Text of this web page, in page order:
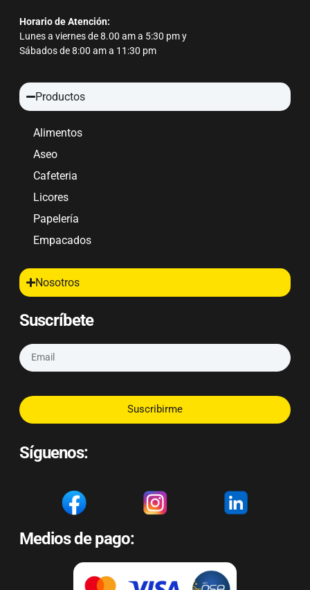
Horario de Atención:
Lunes a viernes de 8.00 am a 5:30 pm y
Sábados de 8:00 am a 11:30 pm
Productos
Alimentos
Aseo
Cafeteria
Licores
Papelería
Empacados
Nosotros
Suscríbete
Suscribirme
Síguenos:
Medios de pago: